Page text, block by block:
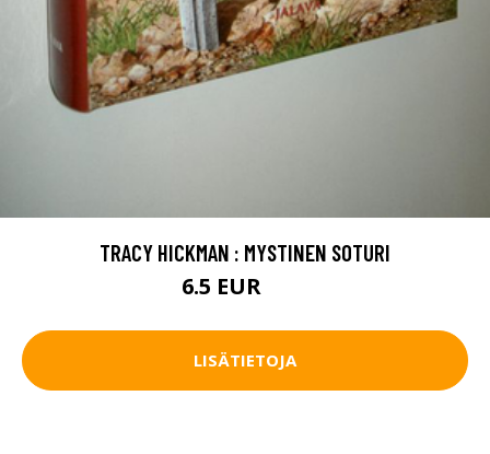
TRACY HICKMAN : MYSTINEN SOTURI
6.5 EUR
LISÄTIETOJA